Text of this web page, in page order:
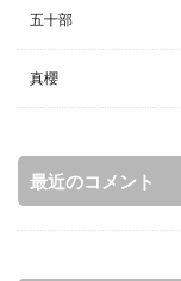
五十部
真櫻
最近のコメント